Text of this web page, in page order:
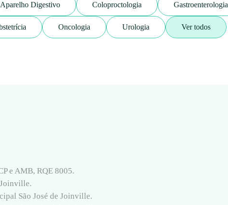
Ver todos
Digestivo Coloproctologia Gastroenterologia
Oncologia Urologia
e AMB, RQE 8005.
São José de Joinville.